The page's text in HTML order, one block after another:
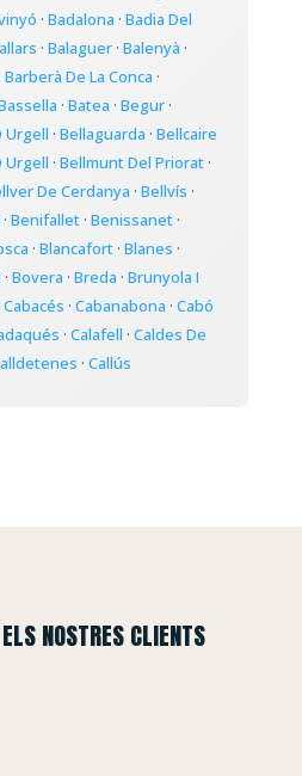
· Badalona · Badia Del
· Balaguer· Balenyà ·
Barberà De La Conca ·
· Batea · Begur·
Urgell · Bellaguarda · Bellcaire
Urgell · Bellmunt Del Priorat·
De Cerdanya · Bellvís ·
· Benifallet· Benissanet·
· Blancafort· Blanes ·
· Bovera · Breda · Brunyola I
Cabacés · Cabanabona · Cabó
· Calafell · Caldes De
· Callús
NOSTRES CLIENTS